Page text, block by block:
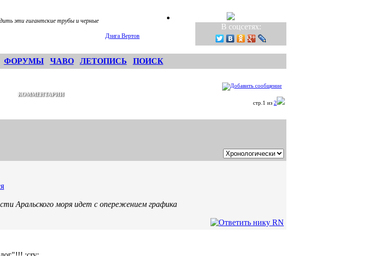
эти гигантские трубы и черные
Дзига Вертов
В соцсетях:
ФОРУМЫ ЧАВО ЛЕТОПИСЬ ПОИСК
КОММЕНТАРИИ
стр.1 из 2
Аральского моря идет с опережением графика